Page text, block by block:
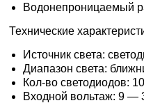
Водонепроницаемый
Технические
Источник света:
Диапазон света:
Кол-во светодиодов:
Входной вольтаж: 9 —